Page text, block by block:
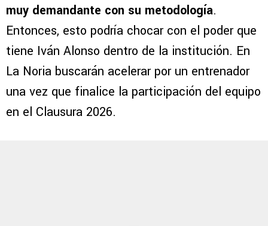
muy demandante con su metodología.
Entonces, esto podría chocar con el poder que
tiene Iván Alonso dentro de la institución. En
La Noria buscarán acelerar por un entrenador
una vez que finalice la participación del equipo
en el Clausura 2026.